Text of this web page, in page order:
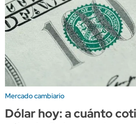
Mercado cambiario
Dólar hoy: a cuánto